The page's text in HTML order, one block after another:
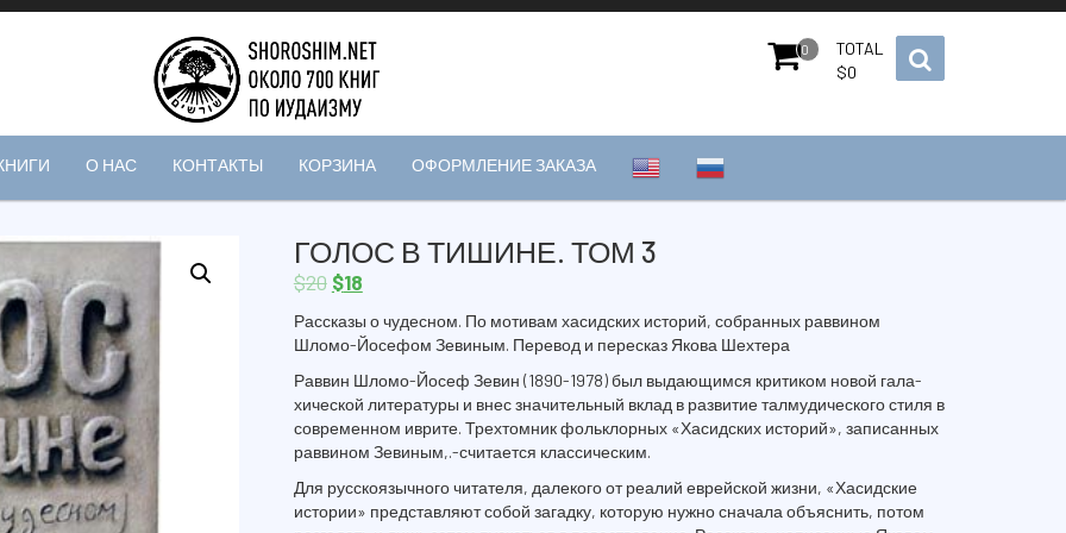
0
TOTAL
$0
О НАС КОНТАКТЫ КОРЗИНА ОФОРМЛЕНИЕ ЗАКАЗА
ГОЛОС В ТИШИНЕ. ТОМ 3
$20 $18
Рассказы о чудесном. По мотивам хасидских историй, собранных раввином
Шломо-Йосефом Зевиным. Перевод и пересказ Якова Шехтера
Раввин Шломо-Йосеф Зевин (1890-1978) был выдающимся критиком новой гала-
хической литературы и внес значительный вклад в развитие талмудического стиля в
современном иврите. Трехтомник фольклорных «Хасидских историй», записанных
раввином Зевиным,.-считается классическим.
Для русскоязычного читателя, далекого от реалий еврейской жизни, «Хасидские
истории» представляют собой загадку, которую нужно сначала объяснить, потом